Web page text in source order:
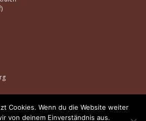
Cookies. Wenn du die Website weiter
von deinem Einverständnis aus.